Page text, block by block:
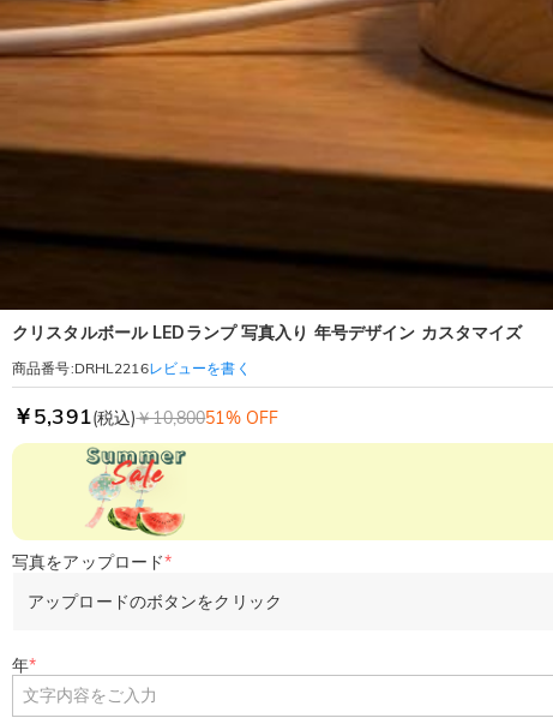
クリスタルボール LEDランプ 写真入り 年号デザイン カスタマイズ
商品番号:DRHL2216レビューを書く
￥5,391(税込)￥10,80051% OFF
写真をアップロード*
アップロードのボタンをクリック
年*